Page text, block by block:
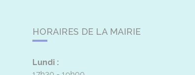
HORAIRES DE LA MAIRIE
Lundi :